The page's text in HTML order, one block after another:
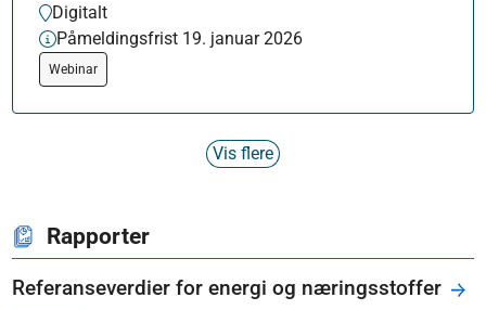
Digitalt
Påmeldingsfrist 19. januar 2026
Webinar
Vis flere
Rapporter
Referanseverdier for energi og næringsstoffer